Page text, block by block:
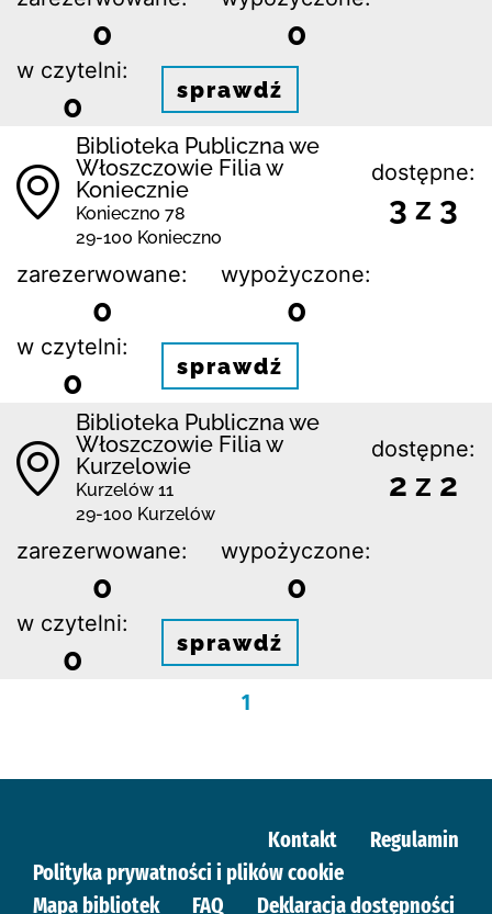
0 0
w czytelni:
0 sprawdź
Biblioteka Publiczna we
Włoszczowie Filia w
Koniecznie
Konieczno 78
29-100 Konieczno
dostępne:
3 z 3
zarezerwowane:
0
wypożyczone:
0
w czytelni:
0 sprawdź
Biblioteka Publiczna we
Włoszczowie Filia w
Kurzelowie
Kurzelów 11
29-100 Kurzelów
dostępne:
2 z 2
zarezerwowane:
0
wypożyczone:
0
w czytelni:
0 sprawdź
1
Kontakt
Regulamin
Polityka prywatności i plików cookie
Mapa bibliotek
FAQ Deklaracja dostępności